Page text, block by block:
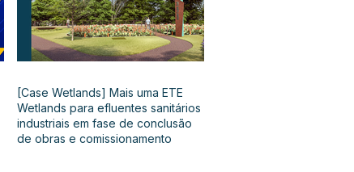
[Case Wetlands] Mais uma ETE
Wetlands para efluentes sanitários
industriais em fase de conclusão
de obras e comissionamento